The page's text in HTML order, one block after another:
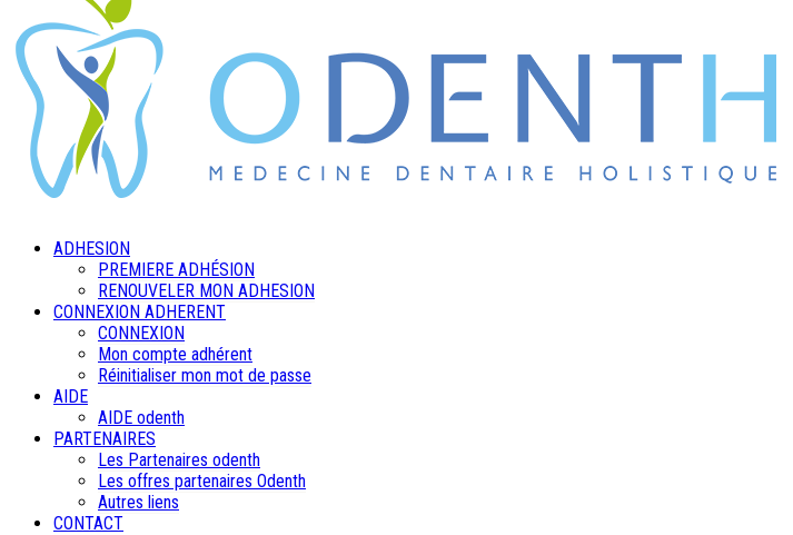
ADHESION
PREMIERE ADHÉSION
RENOUVELER MON ADHESION
CONNEXION ADHERENT
CONNEXION
Mon compte adhérent
Réinitialiser mon mot de passe
AIDE
AIDE odenth
PARTENAIRES
Les Partenaires odenth
Les offres partenaires Odenth
Autres liens
CONTACT